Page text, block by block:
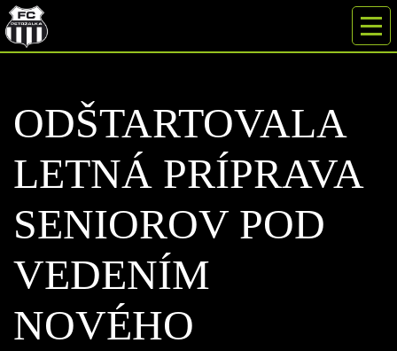
ODŠTARTOVALA
LETNÁ PRÍPRAVA
SENIOROV POD
VEDENÍM
NOVÉHO